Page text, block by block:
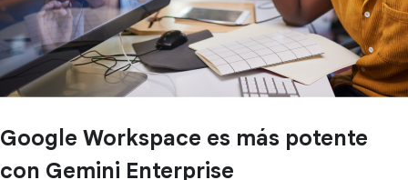
Google Workspace es más potente
con Gemini Enterprise